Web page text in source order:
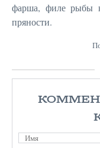
фарша, филе рыбы
пряности.